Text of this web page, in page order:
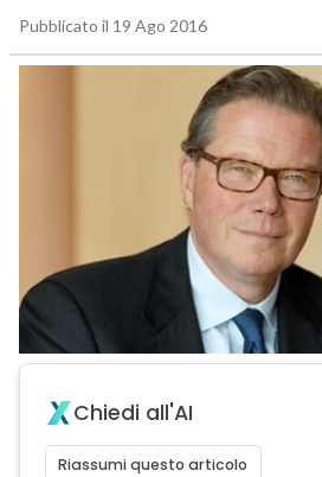
Pubblicato il 19 Ago 2016
Chiedi all'AI
Riassumi questo articolo